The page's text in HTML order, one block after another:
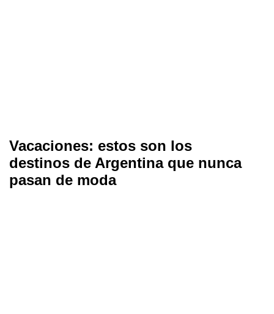
Vacaciones: estos son los
destinos de Argentina que nunca
pasan de moda